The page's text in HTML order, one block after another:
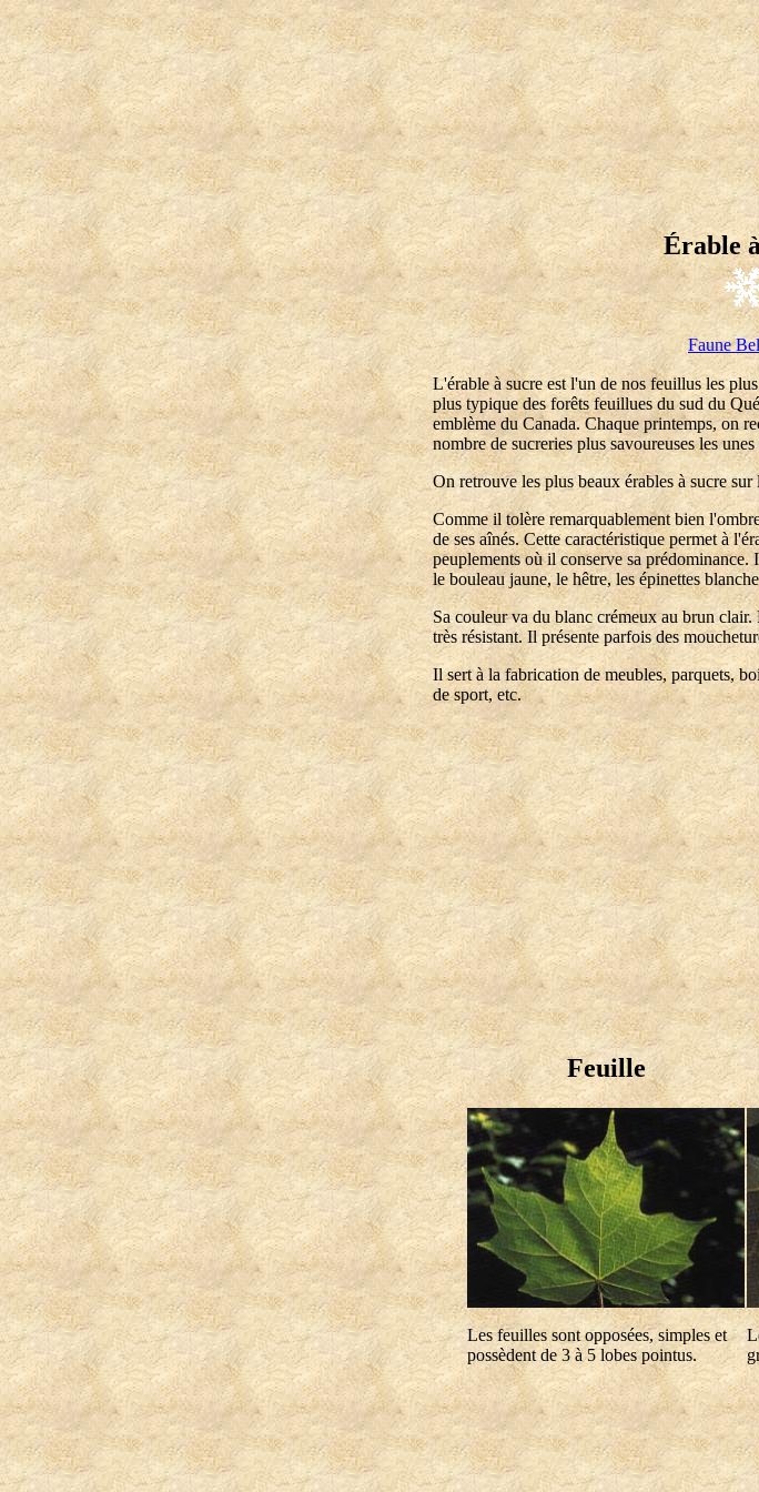
Érable
Faune
L'érable à sucre est l'un de nos feuillus les
plus typique des forêts feuillues du sud du
emblème du Canada. Chaque printemps, on
nombre de sucreries plus savoureuses les unes
On retrouve les plus beaux érables à sucre
Comme il tolère remarquablement bien
de ses aînés. Cette caractéristique permet à
peuplements où il conserve sa prédominance.
le bouleau jaune, le hêtre, les épinettes
Sa couleur va du blanc crémeux au brun
très résistant. Il présente parfois des
Il sert à la fabrication de meubles, parquets,
de sport, etc.
Feuille
Les feuilles sont opposées, simples et
possèdent de 3 à 5 lobes pointus.